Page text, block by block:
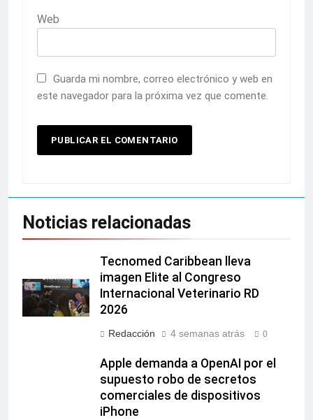
Web
Guarda mi nombre, correo electrónico y web en
este navegador para la próxima vez que comente.
Noticias relacionadas
Tecnomed Caribbean lleva
imagen Elite al Congreso
Internacional Veterinario RD
2026
Redacción 4 semanas atrás 0
Apple demanda a OpenAI por el
supuesto robo de secretos
comerciales de dispositivos
iPhone